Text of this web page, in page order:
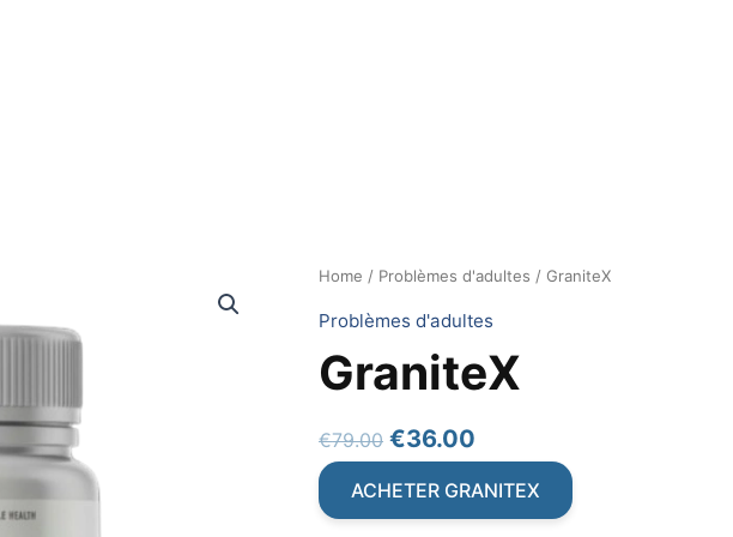
Home / Problèmes d'adultes / GraniteX
Problèmes d'adultes
GraniteX
€79.00 Original
was:
€36.00
is:
ACHETER GRANITEX